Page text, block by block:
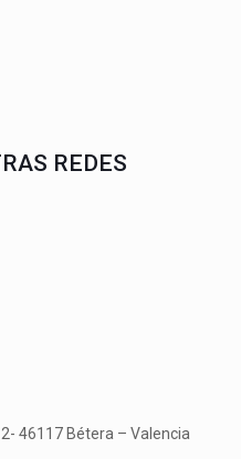
REDES
46117 Bétera – Valencia